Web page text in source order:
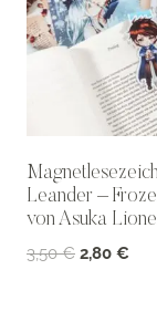
Leander –
von Asuka
3,50€ 2,80 €